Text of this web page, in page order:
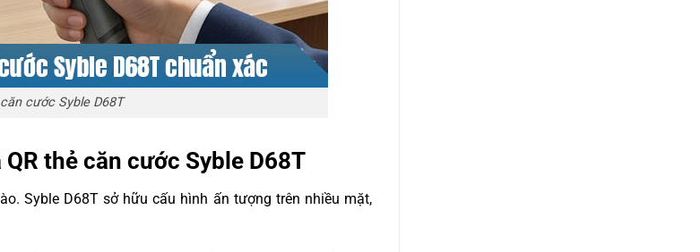
cước Syble D68T
thẻ căn cước Syble D68T
Syble D68T sở hữu cấu hình ấn tượng trên nhiều mặt,